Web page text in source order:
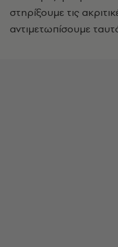
στηρίξουμε τις
αντιμετωπίσουμε